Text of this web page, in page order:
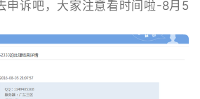
申诉吧，大家注意看时间啦-8月5